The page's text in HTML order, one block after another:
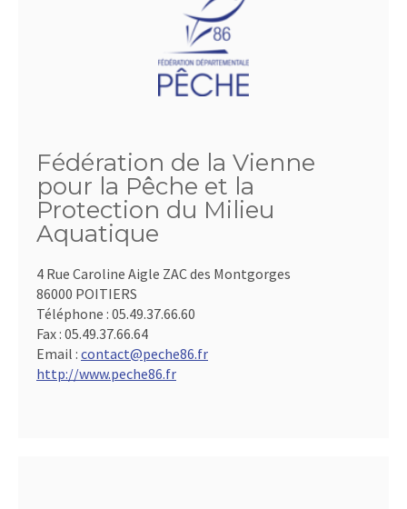
Fédération de la Vienne
pour la Pêche et la
Protection du Milieu
Aquatique
4 Rue Caroline Aigle ZAC des Montgorges
86000 POITIERS
Téléphone : 05.49.37.66.60
Fax : 05.49.37.66.64
Email : contact@peche86.fr
http://www.peche86.fr